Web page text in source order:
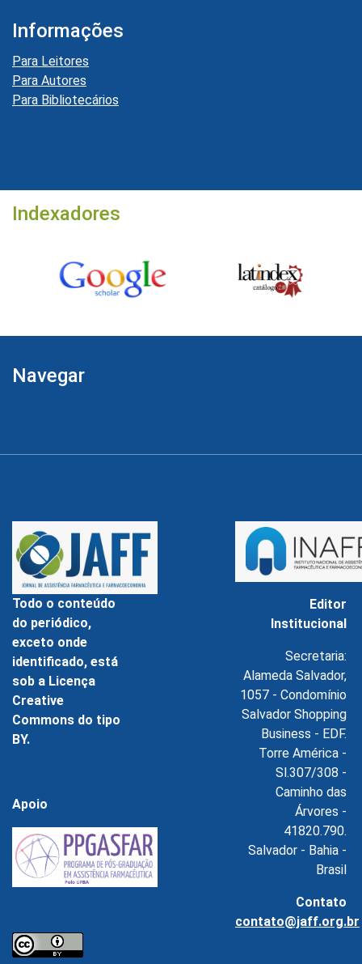
Informações
Para Leitores
Para Autores
Para Bibliotecários
Indexadores
Navegar
Todo o conteúdo
do periódico,
exceto onde
identificado, está
sob a Licença
Creative
Commons do tipo
BY.
Apoio
Editor
Institucional
Secretaria:
Alameda Salvador,
1057 - Condomínio
Salvador Shopping
Business - EDF.
Torre América -
Sl.307/308 -
Caminho das
Árvores -
41820.790.
Salvador - Bahia -
Brasil
Contato
contato@jaff.org.br